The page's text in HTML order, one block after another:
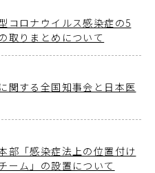
コロナウイルス感染症の5
取りまとめについて
関する全国知事会と日本医
部「感染症法上の位置付け
ーム」の設置について